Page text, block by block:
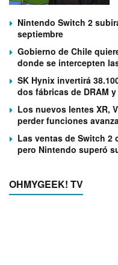
Nintendo Switch 2
septiembre
Gobierno de Chile
donde se intercepten
SK Hynix invertirá
dos fábricas de DRAM y
Los nuevos lentes XR,
perder funciones
Las ventas de Switch 2
pero Nintendo superó
OHMYGEEK! TV